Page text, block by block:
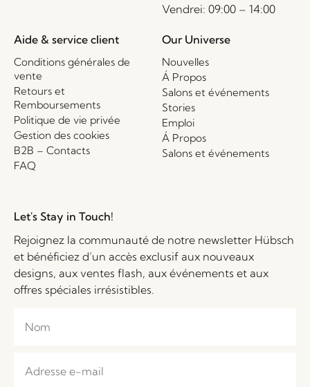
Vendrei: 09:00 – 14:00
Aide & service client
Conditions générales de
vente
Retours et
Remboursements
Politique de vie privée
Gestion des cookies
B2B – Contacts
FAQ
Our Universe
Nouvelles
Á Propos
Salons et événements
Stories
Emploi
Á Propos
Salons et événements
Let's Stay in Touch!
Rejoignez la communauté de notre newsletter Hübsch
et bénéficiez d’un accès exclusif aux nouveaux
designs, aux ventes flash, aux événements et aux
offres spéciales irrésistibles.